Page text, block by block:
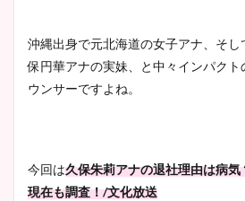
沖縄出身で元北海道の女子アナ、そし
保円華アナの実妹、と中々インパク
ウンサーですよね。
今回は久保朱莉アナの退社理由は病
現在も調査！/文化放送